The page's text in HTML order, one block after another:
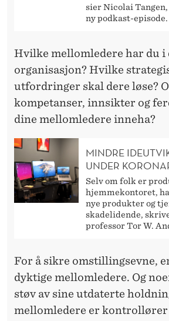
sier Nicolai Tangen,
ny podkast-episode.
Hvilke mellomledere har du i
organisasjon? Hvilke
utfordringer skal dere løse?
kompetanser, innsikter og
dine mellomledere inneha?
MINDRE
UNDER
Selv om folk er
hjemmekontoret,
nye produkter og
skadelidende,
professor Tor W.
For å sikre omstillingsevne,
dyktige mellomledere. Og
støv av sine utdaterte
mellomledere er